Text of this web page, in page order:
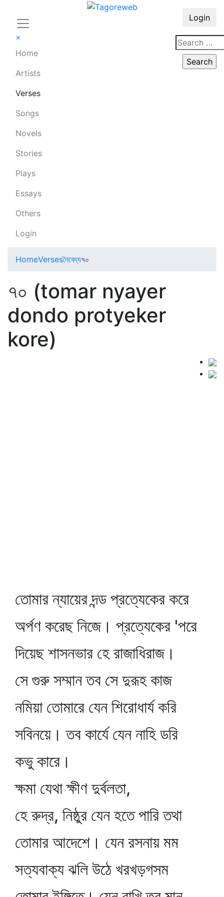
×
Home
Artists
Verses
Songs
Novels
Stories
Plays
Essays
Others
Login
Login
HomeVersesনৈবেদ্য৭০
৭০ (tomar nyayer
dondo protyeker
kore)
তোমার ন্যায়ের দন্ড প্রত্যেকের করে
অর্পণ করেছ নিজে। প্রত্যেকের 'পরে
দিয়েছ শাসনভার হে রাজাধিরাজ।
সে গুরু সম্মান তব সে দুরূহ কাজ
নমিয়া তোমারে যেন শিরোধার্য করি
সবিনয়ে। তব কার্যে যেন নাহি ডরি
কভু কারে।
ক্ষমা যেথা ক্ষীণ দুর্বলতা,
হে রুদ্র, নিষ্ঠুর যেন হতে পারি তথা
তোমার আদেশে। যেন রসনায় মম
সত্যবাক্য ঝলি উঠে খরখড়গসম